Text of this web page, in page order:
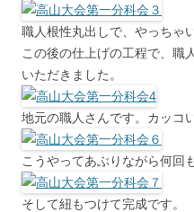
職人根性丸出しで、やっちゃ
この後の仕上げの工程で、職
いただきました。
地元の職人さんです。カッコ
こうやってあぶりながら何回
そして紐もつけて完成です。